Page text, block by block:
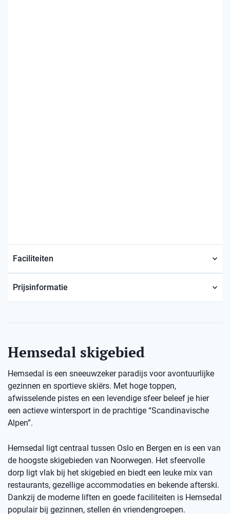
Faciliteiten
Prijsinformatie
Hemsedal skigebied
Hemsedal is een sneeuwzeker paradijs voor avontuurlijke
gezinnen en sportieve skiërs. Met hoge toppen,
afwisselende pistes en een levendige sfeer beleef je hier
een actieve wintersport in de prachtige “Scandinavische
Alpen”.
Hemsedal ligt centraal tussen Oslo en Bergen en is een van
de hoogste skigebieden van Noorwegen. Het sfeervolle
dorp ligt vlak bij het skigebied en biedt een leuke mix van
restaurants, gezellige accommodaties en bekende afterski.
Dankzij de moderne liften en goede faciliteiten is Hemsedal
populair bij gezinnen, stellen én vriendengroepen.